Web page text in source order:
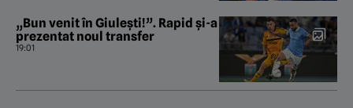
„Bun venit în Giulești!”. Rapid și-a
prezentat noul transfer
19:01